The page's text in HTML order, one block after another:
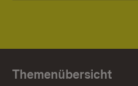
Themenübersicht